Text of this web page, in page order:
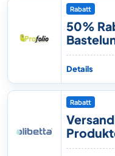
Rabatt
50%
Details
Rabatt